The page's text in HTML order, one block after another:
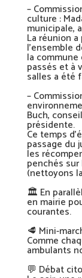
–
culture :
municipale,
La réunion
l’ensemble
la
passés et à
salles a été
–
Buch,
présidente.
Ce temps
passage du
les
penchés sur
(nettoyons
🏛️ En
en mairie
courantes.
🥩 Mini-
Comme
ambulants
💬 Débat